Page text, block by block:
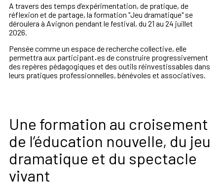
A travers des temps d’expérimentation, de pratique, de
réflexion et de partage, la formation "Jeu dramatique" se
déroulera à Avignon pendant le festival, du 21 au 24 juillet
2026.
Pensée comme un espace de recherche collective, elle
permettra aux participant·es de construire progressivement
des repères pédagogiques et des outils réinvestissables dans
leurs pratiques professionnelles, bénévoles et associatives.
Une formation au croisement
de l’éducation nouvelle, du jeu
dramatique et du spectacle
vivant